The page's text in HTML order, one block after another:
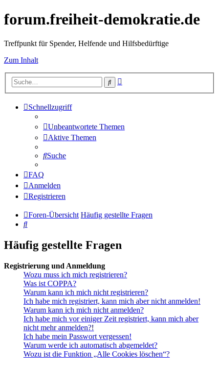
forum.freiheit-demokratie.de
Treffpunkt für Spender, Helfende und Hilfsbedürftige
Zum Inhalt
Suche
Schnellzugriff
Unbeantwortete Themen
Aktive Themen
Suche
FAQ
Anmelden
Registrieren
Foren-Übersicht Häufig gestellte Fragen
Suche
Häufig gestellte Fragen
Registrierung und Anmeldung
Wozu muss ich mich registrieren?
Was ist COPPA?
Warum kann ich mich nicht registrieren?
Ich habe mich registriert, kann mich aber nicht anmelden!
Warum kann ich mich nicht anmelden?
Ich habe mich vor einiger Zeit registriert, kann mich aber
nicht mehr anmelden?!
Ich habe mein Passwort vergessen!
Warum werde ich automatisch abgemeldet?
Wozu ist die Funktion „Alle Cookies löschen“?